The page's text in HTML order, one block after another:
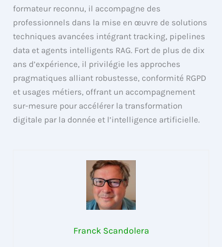
formateur reconnu, il accompagne des
professionnels dans la mise en œuvre de solutions
techniques avancées intégrant tracking, pipelines
data et agents intelligents RAG. Fort de plus de dix
ans d’expérience, il privilégie les approches
pragmatiques alliant robustesse, conformité RGPD
et usages métiers, offrant un accompagnement
sur-mesure pour accélérer la transformation
digitale par la donnée et l’intelligence artificielle.
Franck Scandolera